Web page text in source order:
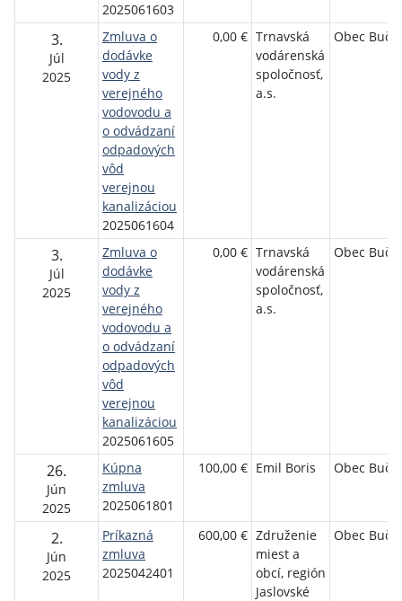
2025061603
3.
Júl
2025
Zmluva o
dodávke
vody z
verejného
vodovodu a
o odvádzaní
odpadových
vôd
verejnou
kanalizáciou
2025061604
0,00 € Trnavská
vodárenská
spoločnosť,
a.s.
Obec
3.
Júl
2025
Zmluva o
dodávke
vody z
verejného
vodovodu a
o odvádzaní
odpadových
vôd
verejnou
kanalizáciou
2025061605
0,00 € Trnavská
vodárenská
spoločnosť,
a.s.
Obec
26.
Jún
2025
Kúpna
zmluva
2025061801
100,00 € Emil Boris Obec
2.
Jún
2025
Príkazná
zmluva
2025042401
600,00 € Združenie
miest a
obcí, región
Jaslovské
Obec